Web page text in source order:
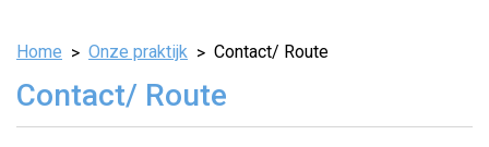
Home Onze praktijk Contact/ Route
Contact/ Route